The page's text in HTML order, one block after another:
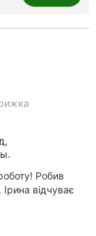
Робив
відчуває